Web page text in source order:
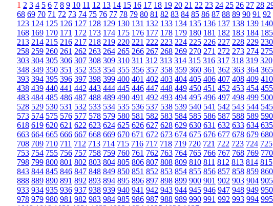
1 2 3 4 5 6 7 8 9 10 11 12 13 14 15 16 17 18 19 20 21 22 23 24 25 26 27 28
68 69 70 71 72 73 74 75 76 77 78 79 80 81 82 83 84 85 86 87 88 89 90 91 92
123 124 125 126 127 128 129 130 131 132 133 134 135 136 137 138 139 140
168 169 170 171 172 173 174 175 176 177 178 179 180 181 182 183 184 185
213 214 215 216 217 218 219 220 221 222 223 224 225 226 227 228 229 230
258 259 260 261 262 263 264 265 266 267 268 269 270 271 272 273 274 275
303 304 305 306 307 308 309 310 311 312 313 314 315 316 317 318 319 320
348 349 350 351 352 353 354 355 356 357 358 359 360 361 362 363 364 365
393 394 395 396 397 398 399 400 401 402 403 404 405 406 407 408 409 410
438 439 440 441 442 443 444 445 446 447 448 449 450 451 452 453 454 455
483 484 485 486 487 488 489 490 491 492 493 494 495 496 497 498 499 500
528 529 530 531 532 533 534 535 536 537 538 539 540 541 542 543 544 545
573 574 575 576 577 578 579 580 581 582 583 584 585 586 587 588 589 590
618 619 620 621 622 623 624 625 626 627 628 629 630 631 632 633 634 635
663 664 665 666 667 668 669 670 671 672 673 674 675 676 677 678 679 680
708 709 710 711 712 713 714 715 716 717 718 719 720 721 722 723 724 725
753 754 755 756 757 758 759 760 761 762 763 764 765 766 767 768 769 770
798 799 800 801 802 803 804 805 806 807 808 809 810 811 812 813 814 815
843 844 845 846 847 848 849 850 851 852 853 854 855 856 857 858 859 860
888 889 890 891 892 893 894 895 896 897 898 899 900 901 902 903 904 905
933 934 935 936 937 938 939 940 941 942 943 944 945 946 947 948 949 950
978 979 980 981 982 983 984 985 986 987 988 989 990 991 992 993 994 995